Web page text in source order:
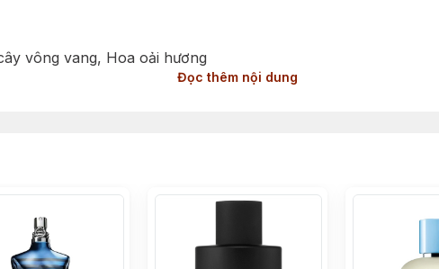
vông vang, Hoa oải hương
hoa nam thuộc nhóm Hương Gỗ Hoa Xạ Hương (Woody
tay tài hoa của nhà pha chế François Demachy, mùi hương
lịch của oải hương, mang đến cảm giác nhẹ nhàng và
Đọc thêm nội dung